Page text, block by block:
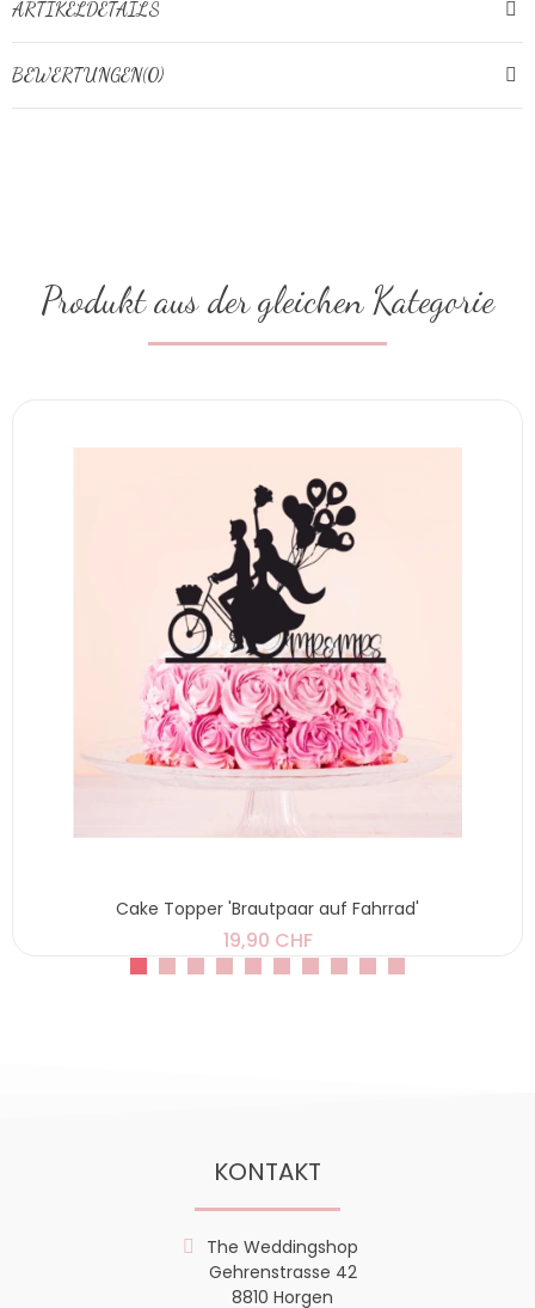
ARTIKELDETAILS
BEWERTUNGEN(0)
Produkt aus der gleichen Kategorie
Cake Topper 'Brautpaar auf Fahrrad'
19,90 CHF
KONTAKT
The Weddingshop
Gehrenstrasse 42
8810 Horgen